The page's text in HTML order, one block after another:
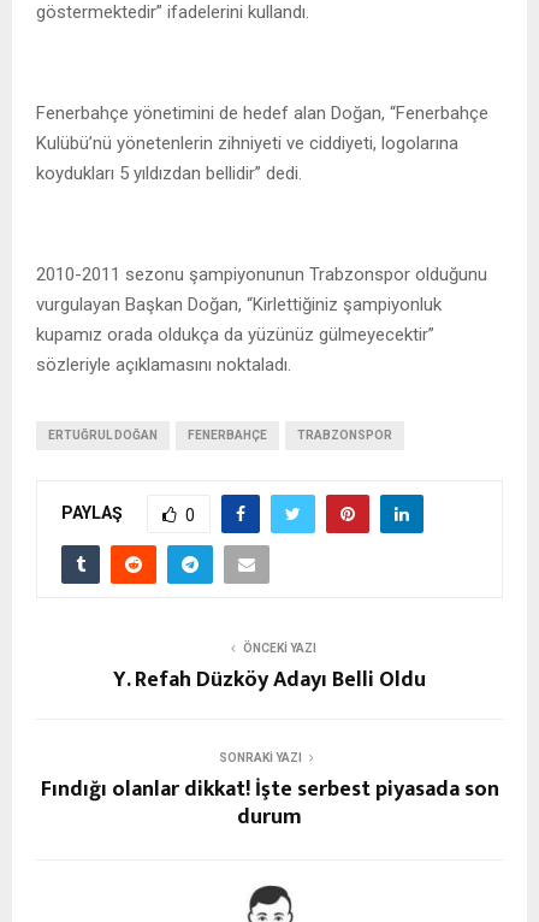
göstermektedir” ifadelerini kullandı.
Fenerbahçe yönetimini de hedef alan Doğan, “Fenerbahçe
Kulübü’nü yönetenlerin zihniyeti ve ciddiyeti, logolarına
koydukları 5 yıldızdan bellidir” dedi.
2010-2011 sezonu şampiyonunun Trabzonspor olduğunu
vurgulayan Başkan Doğan, “Kirlettiğiniz şampiyonluk
kupamız orada oldukça da yüzünüz gülmeyecektir”
sözleriyle açıklamasını noktaladı.
ERTUĞRUL DOĞAN FENERBAHÇE TRABZONSPOR
PAYLAŞ 0
ÖNCEKI YAZI
Y. Refah Düzköy Adayı Belli Oldu
SONRAKI YAZI
Fındığı olanlar dikkat! İşte serbest piyasada son
durum